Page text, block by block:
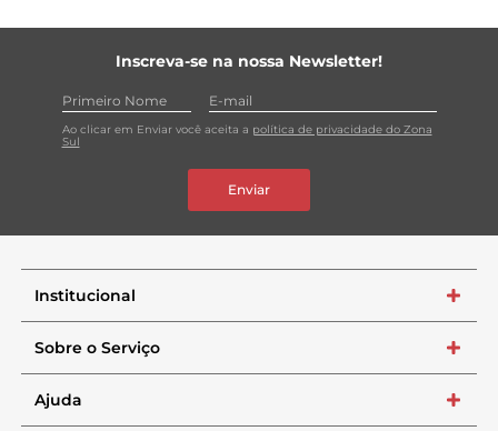
Inscreva-se na nossa Newsletter!
Ao clicar em Enviar você aceita a política de privacidade do Zona
Sul
Enviar
Institucional +
Sobre o Serviço +
Ajuda +